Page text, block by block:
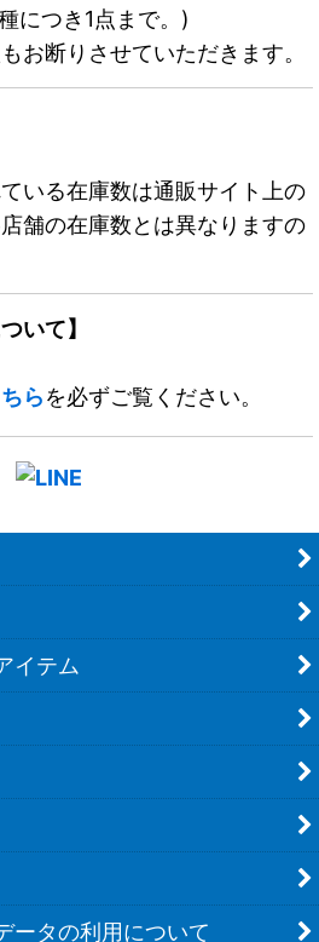
につき1点まで。)
お断りさせていただきます。
いる在庫数は通販サイト上の
舗の在庫数とは異なりますの
いて】
らを必ずご覧ください。
イテム
ータの利用について